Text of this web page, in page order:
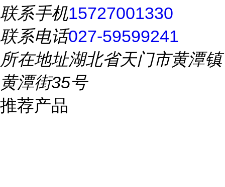
联系手机15727001330
联系电话027-59599241
所在地址湖北省天门市黄潭镇
黄潭街35号
推荐产品